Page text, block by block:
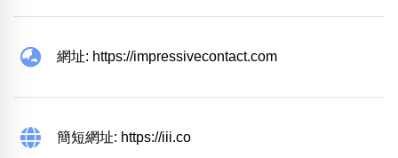
網址: https://impressivecontact.com
簡短網址: https://iii.co